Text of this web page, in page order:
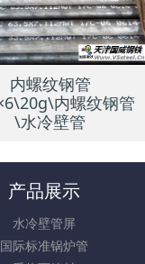
内螺纹钢管
内螺纹钢管
\水冷壁管
产品展示
水冷壁管屏
国际标准锅炉管